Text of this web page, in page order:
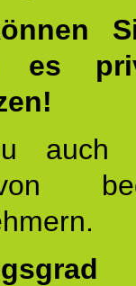
es